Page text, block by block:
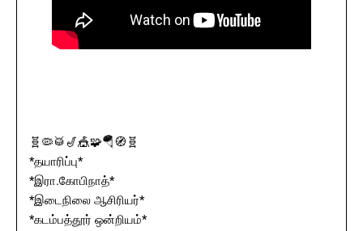
🧬🦠🥁🎷🎪🧩🪂🧭🧬
*தயாரிப்பு*
*இரா.கோபிநாத்*
*இடைநிலை ஆசிரியர்*
*கடம்பத்தூர் ஒன்றியம்*